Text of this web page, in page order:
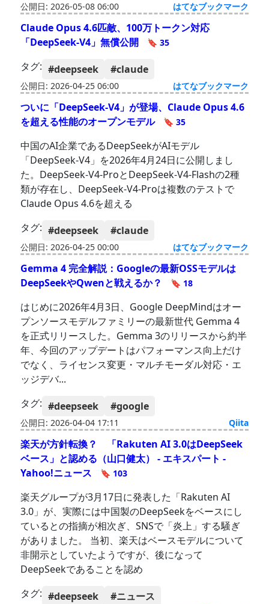
公開日: 2026-05-08 06:00 はてなブックマーク
Claude Opus 4.6匹敵、100万トークン対応
「DeepSeek-V4」無償公開
🔖 35
タグ: #deepseek #claude
公開日: 2026-04-25 06:00 はてなブックマーク
ついに「DeepSeek-V4」が登場、Claude Opus 4.6
を超える性能のオープンモデル
🔖 35
中国のAI企業であるDeepSeekがAIモデル
「DeepSeek-V4」を2026年4月24日に公開しまし
た。DeepSeek-V4-ProとDeepSeek-V4-Flashの2種
類が存在し、DeepSeek-V4-Proは複数のテストで
Claude Opus 4.6を超える
タグ: #deepseek #claude
公開日: 2026-04-25 00:00 はてなブックマーク
Gemma 4 完全解説：Googleの最新OSSモデルは
DeepSeekやQwenと戦えるか？
🔖 18
はじめに2026年4月3日、Google DeepMindはオー
プンソースモデルファミリーの最新世代 Gemma 4
を正式リリースした。Gemma 3のリリースから約半
年、今回のアップデートはパフォーマンス向上だけ
でなく、ライセンス変更・マルチモーダル対応・エ
ッジデバ...
タグ: #deepseek #google
公開日: 2026-04-04 17:11 Qiita
楽天が方針転換？ 「Rakuten AI 3.0はDeepSeek
ベース」と認める（山口健太） - エキスパート -
Yahoo!ニュース
🔖 103
楽天グループが3月17日に発表した「Rakuten AI
3.0」が、実際には中国製のDeepSeekをベースにし
ているとの指摘が相次ぎ、SNSで「炎上」する騒ぎ
がありました。 当初、楽天はベースモデルについて
非開示としていたようですが、後になって
DeepSeekであることを認め
タグ: #deepseek #ニュース